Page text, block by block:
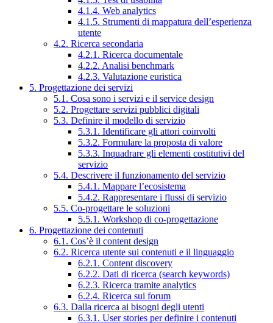
4.1.4. Web analytics
4.1.5. Strumenti di mappatura dell’esperienza
utente
4.2. Ricerca secondaria
4.2.1. Ricerca documentale
4.2.2. Analisi benchmark
4.2.3. Valutazione euristica
5. Progettazione dei servizi
5.1. Cosa sono i servizi e il service design
5.2. Progettare servizi pubblici digitali
5.3. Definire il modello di servizio
5.3.1. Identificare gli attori coinvolti
5.3.2. Formulare la proposta di valore
5.3.3. Inquadrare gli elementi costitutivi del
servizio
5.4. Descrivere il funzionamento del servizio
5.4.1. Mappare l’ecosistema
5.4.2. Rappresentare i flussi di servizio
5.5. Co-progettare le soluzioni
5.5.1. Workshop di co-progettazione
6. Progettazione dei contenuti
6.1. Cos’è il content design
6.2. Ricerca utente sui contenuti e il linguaggio
6.2.1. Content discovery
6.2.2. Dati di ricerca (search keywords)
6.2.3. Ricerca tramite analytics
6.2.4. Ricerca sui forum
6.3. Dalla ricerca ai bisogni degli utenti
6.3.1. User stories per definire i contenuti